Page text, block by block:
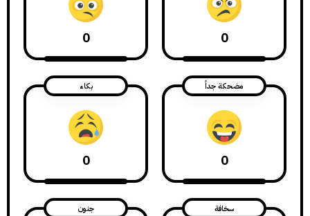
0
0
مضحكة جداً
0
بكاء
0
سخافة جنون